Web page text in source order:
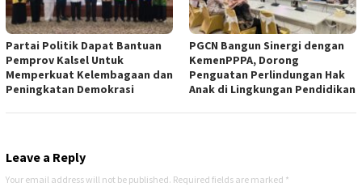
Partai Politik Dapat Bantuan
Pemprov Kalsel Untuk
Memperkuat Kelembagaan dan
Peningkatan Demokrasi
PGCN Bangun Sinergi dengan
KemenPPPA, Dorong
Penguatan Perlindungan Hak
Anak di Lingkungan Pendidikan
Leave a Reply
Your email address will not be published. Required fields are marked *